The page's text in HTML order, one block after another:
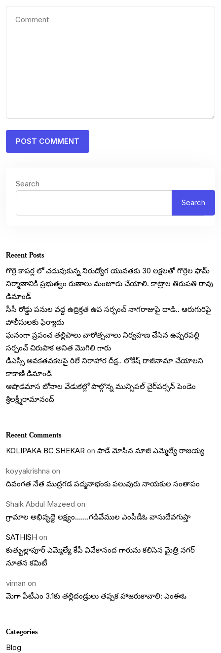
Search
Search
Recent Posts
గొర్రె కాపర్ల లో చదువుకున్న నిరుద్యోగ యువతకు 30 లక్షలతో గొర్రెల ఫామ్
నిర్మాణానికి ప్రభుత్వం రుణాలు మంజూరు చేయాలి. కాట్రాల తిరుపతి రావు
డిమాండ్
సీసీ రోడ్డు పనుల వద్ద ఉద్రిక్తత ఉప సర్పంచ్ నాగరాజుపై దాడి.. ఆరుగురిపై
పోలీసులకు ఫిర్యాదు
ఘనంగా ప్రపంచ తల్లిపాలు వారోత్సవాలు నిర్వహణ చేసిన ఉప్పరపల్లి
సర్పంచ్ చిరుపాక అనిత మొగిలి గారు
డీఎస్సీ అవకతవకలపై రిలే నిరాహార దీక్ష.. లోకేష్ రాజీనామా చేయాలని
కాకాణి డిమాండ్
ఆషాడమాస బోనాల వేడుకల్లో పాల్గొన్న మున్సిపల్ చైర్‌పర్సన్ పెండెం
శ్రీలక్ష్మీరామానంద్
Recent Comments
KOLIPAKA BC SHEKAR on పాడే మోసిన మాజీ ఎమ్మెల్యే రాజయ్య
koyyakrishna on
దివంగత నేత ముద్రగడ పద్మనాభంకు పలువురు నాయకుల సంతాపం
Shaik Abdul Mazeed on
గ్రామాల అభివృద్దె లక్ష్యం…….గడివేముల ఎంపీడీఓ వాసుదేవగుప్తా
SATHISH on
కుత్బుల్లాపూర్ ఎమ్మెల్యే కేపీ వివేకానంద గారును కలిసిన మైత్రి నగర్
నూతన కమిటీ
viman on
మెగా పీటీఎం 3.1కు తల్లిదండ్రులు తప్పక హాజరుకావాలి: ఎంఈఓ
Categories
Blog